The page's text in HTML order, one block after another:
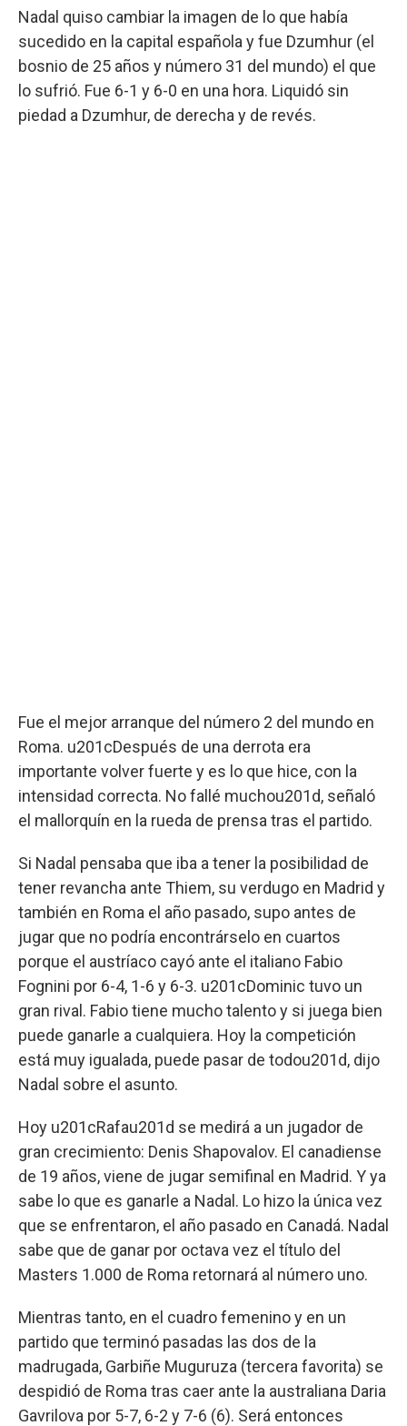
Nadal quiso cambiar la imagen de lo que había
sucedido en la capital española y fue Dzumhur (el
bosnio de 25 años y número 31 del mundo) el que
lo sufrió. Fue 6-1 y 6-0 en una hora. Liquidó sin
piedad a Dzumhur, de derecha y de revés.
Fue el mejor arranque del número 2 del mundo en
Roma. u201cDespués de una derrota era
importante volver fuerte y es lo que hice, con la
intensidad correcta. No fallé muchou201d, señaló
el mallorquín en la rueda de prensa tras el partido.
Si Nadal pensaba que iba a tener la posibilidad de
tener revancha ante Thiem, su verdugo en Madrid y
también en Roma el año pasado, supo antes de
jugar que no podría encontrárselo en cuartos
porque el austríaco cayó ante el italiano Fabio
Fognini por 6-4, 1-6 y 6-3. u201cDominic tuvo un
gran rival. Fabio tiene mucho talento y si juega bien
puede ganarle a cualquiera. Hoy la competición
está muy igualada, puede pasar de todou201d, dijo
Nadal sobre el asunto.
Hoy u201cRafau201d se medirá a un jugador de
gran crecimiento: Denis Shapovalov. El canadiense
de 19 años, viene de jugar semifinal en Madrid. Y ya
sabe lo que es ganarle a Nadal. Lo hizo la única vez
que se enfrentaron, el año pasado en Canadá. Nadal
sabe que de ganar por octava vez el título del
Masters 1.000 de Roma retornará al número uno.
Mientras tanto, en el cuadro femenino y en un
partido que terminó pasadas las dos de la
madrugada, Garbiñe Muguruza (tercera favorita) se
despidió de Roma tras caer ante la australiana Daria
Gavrilova por 5-7, 6-2 y 7-6 (6). Será entonces